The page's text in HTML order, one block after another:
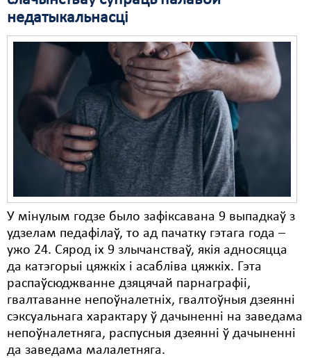
недатыкальнасці
У мінулым годзе было зафіксавана 9 выпадкаў з
удзелам педафілаў, то ад пачатку гэтага года –
ужо 24. Сярод іх 9 злычанстваў, якія адносяцца
да катэгорыі цяжкіх і асабліва цяжкіх. Гэта
распаўсюджванне дзяцячай парнаграфіі,
гвалтаванне непоўналетніх, гвалтоўныя дзеянні
сэксуальнага характару ў дачыненні на заведама
непоўналетняга, распусныя дзеянні ў дачыненні
да заведама малалетняга.